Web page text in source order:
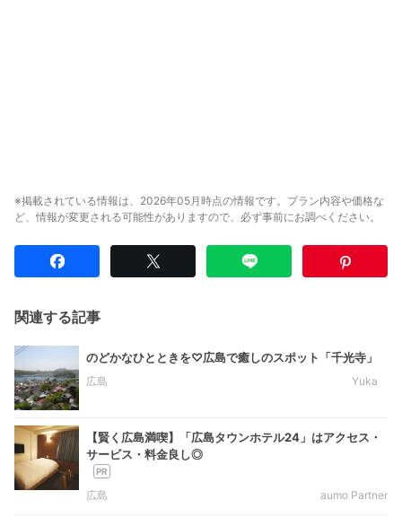
※掲載されている情報は、2026年05月時点の情報です。プラン内容や価格な
ど、情報が変更される可能性がありますので、必ず事前にお調べください。
関連する記事
のどかなひとときを♡広島で癒しのスポット「千光寺」
広島 Yuka
【賢く広島満喫】「広島タウンホテル24」はアクセス・
サービス・料金良し◎
広島 aumo Partner